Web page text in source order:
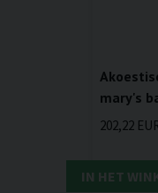
mary's
202,22
IN HET